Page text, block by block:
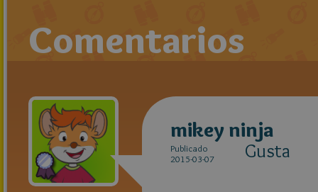
Comentarios
mikey ninja
Publicado
2015-03-07
Gusta